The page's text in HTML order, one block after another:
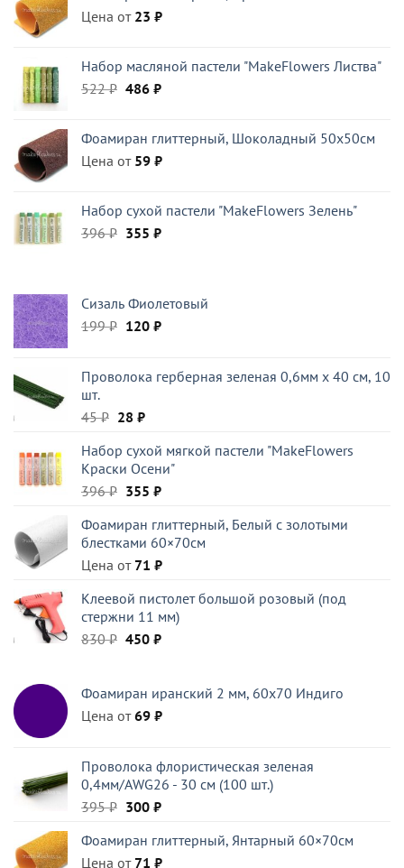
Цена от 23 ₽
Набор масляной пастели "MakeFlowers Листва"
522₽ Первоначальная
522 ₽.
486 ₽Текущая
Фоамиран глиттерный, Шоколадный 50x50см
Цена от 59 ₽
Набор сухой пастели "MakeFlowers Зелень"
396₽ Первоначальная
355 ₽Текущая
Сизаль Фиолетовый
199₽ Первоначальная
199 ₽.
120 ₽Текущая
Проволока герберная зеленая 0,6мм x 40 см, 10
шт.
45₽ Первоначальная
составляла
45 ₽.
28 ₽Текущая
28 ₽.
Набор сухой мягкой пастели "MakeFlowers
Краски Осени"
396₽ Первоначальная
составляла
396 ₽.
355 ₽Текущая
355 ₽.
Фоамиран глиттерный, Белый c золотыми
блестками 60×70см
Цена от 71 ₽
Клеевой пистолет большой розовый (под
стержни 11 мм)
830₽ Первоначальная
830 ₽.
450 ₽Текущая
Фоамиран иранский 2 мм, 60х70 Индиго
Цена от69 ₽
Проволока флористическая зеленая
0,4мм/AWG26 - 30 см (100 шт.)
395₽ Первоначальная
составляла
395 ₽.
300 ₽Текущая
300 ₽.
Фоамиран глиттерный, Янтарный 60×70см
Цена от 71 ₽